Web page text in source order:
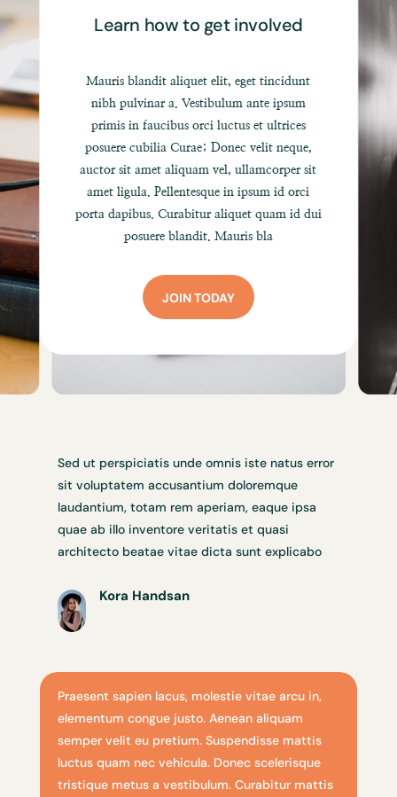
Learn how to get involved
Mauris blandit aliquet elit, eget tincidunt
nibh pulvinar a. Vestibulum ante ipsum
primis in faucibus orci luctus et ultrices
posuere cubilia Curae; Donec velit neque,
auctor sit amet aliquam vel, ullamcorper sit
amet ligula. Pellentesque in ipsum id orci
porta dapibus. Curabitur aliquet quam id dui
posuere blandit. Mauris bla
JOIN TODAY
Sed ut perspiciatis unde omnis iste natus error
sit voluptatem accusantium doloremque
laudantium, totam rem aperiam, eaque ipsa
quae ab illo inventore veritatis et quasi
architecto beatae vitae dicta sunt explicabo
Kora Handsan
Praesent sapien lacus, molestie vitae arcu in,
elementum congue justo. Aenean aliquam
semper velit eu pretium. Suspendisse mattis
luctus quam nec vehicula. Donec scelerisque
tristique metus a vestibulum. Curabitur mattis